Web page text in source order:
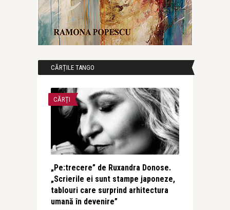
CĂRȚILE TANGO
CĂRȚI
„Pe:trecere” de Ruxandra Donose.
„Scrierile ei sunt stampe japoneze,
tablouri care surprind arhitectura
umană în devenire”